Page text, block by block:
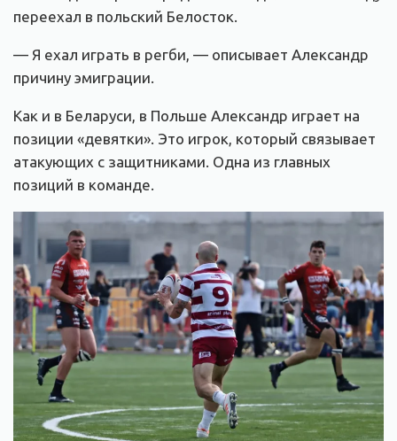
переехал в польский Белосток.
— Я ехал играть в регби, — описывает Александр
причину эмиграции.
Как и в Беларуси, в Польше Александр играет на
позиции «девятки». Это игрок, который связывает
атакующих с защитниками. Одна из главных
позиций в команде.